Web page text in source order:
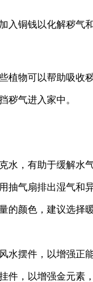
入铜钱以化解秽气和
植物可以帮助吸收
秽气进入家中。
水，有助于缓解水
抽气扇排出湿气和异
的颜色，建议选择
水摆件，以增强正
件，以增强金元素